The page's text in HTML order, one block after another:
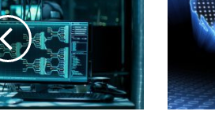
de
población
sin
internet
en